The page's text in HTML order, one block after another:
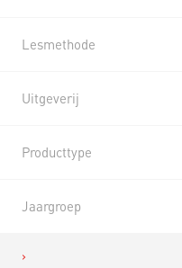
Lesmethode
Uitgeverij
Producttype
Jaargroep